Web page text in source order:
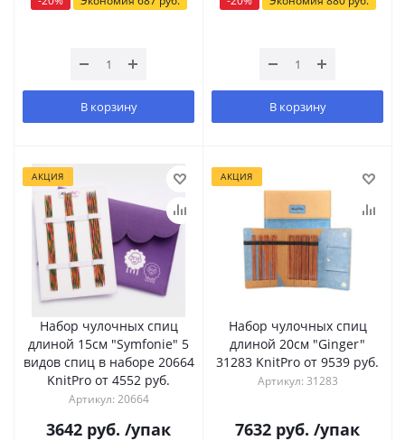
В корзину В корзину
АКЦИЯ
Набор чулочных спиц
длиной 15см "Symfonie" 5
видов спиц в наборе 20664
KnitPro от 4552 руб.
Артикул: 20664
3642 руб. /упак
АКЦИЯ
Набор чулочных спиц
длиной 20см "Ginger"
31283 KnitPro от 9539 руб.
Артикул: 31283
7632 руб. /упак